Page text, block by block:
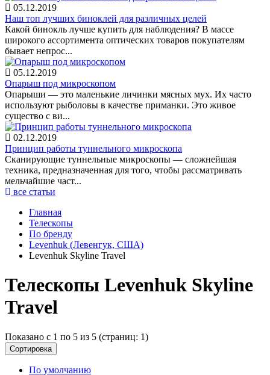
05.12.2019
Наш топ лучших биноклей для различных целей
Какой бинокль лучше купить для наблюдения? В массе
широкого ассортимента оптических товаров покупателям
бывает непрос...
05.12.2019
Опарыш под микроскопом
Опарыши — это маленькие личинки мясных мух. Их часто
используют рыболовы в качестве приманки. Это живое
существо с ви...
02.12.2019
Принцип работы туннельного микроскопа
Сканирующие туннельные микроскопы — сложнейшая
техника, предназначенная для того, чтобы рассматривать
мельчайшие част...
все статьи
Главная
Телескопы
По бренду
Levenhuk (Левенгук, США)
Levenhuk Skyline Travel
Телескопы Levenhuk Skyline
Travel
Показано с 1 по 5 из 5 (страниц: 1)
Сортировка
По умолчанию